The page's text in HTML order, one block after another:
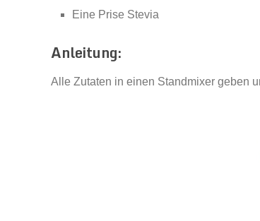
Eine Prise Stevia
Anleitung:
Alle Zutaten in einen Standmixer geben